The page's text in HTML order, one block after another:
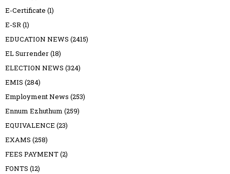
E-Certificate (1)
E-SR(1)
EDUCATION NEWS (2415)
EL Surrender(18)
ELECTION NEWS (324)
EMIS (284)
Employment News (253)
Ennum Ezhuthum (259)
EQUIVALENCE (23)
EXAMS (258)
FEES PAYMENT(2)
FONTS (12)